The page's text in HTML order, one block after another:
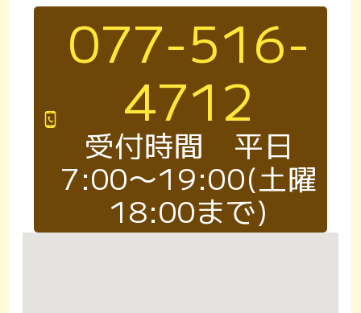
077-516-
4712
受付時間 平日
7:00〜19:00(土曜
18:00まで)